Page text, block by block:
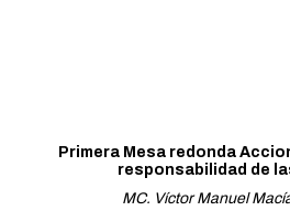
Primera Mesa redonda
responsabilidad de
MC. Víctor Manuel